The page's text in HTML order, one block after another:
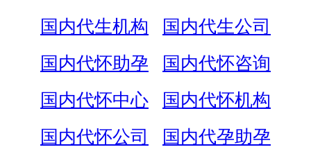
国内代生机构
国内代生公司
国内代怀助孕
国内代怀咨询
国内代怀中心
国内代怀机构
国内代怀公司
国内代孕助孕